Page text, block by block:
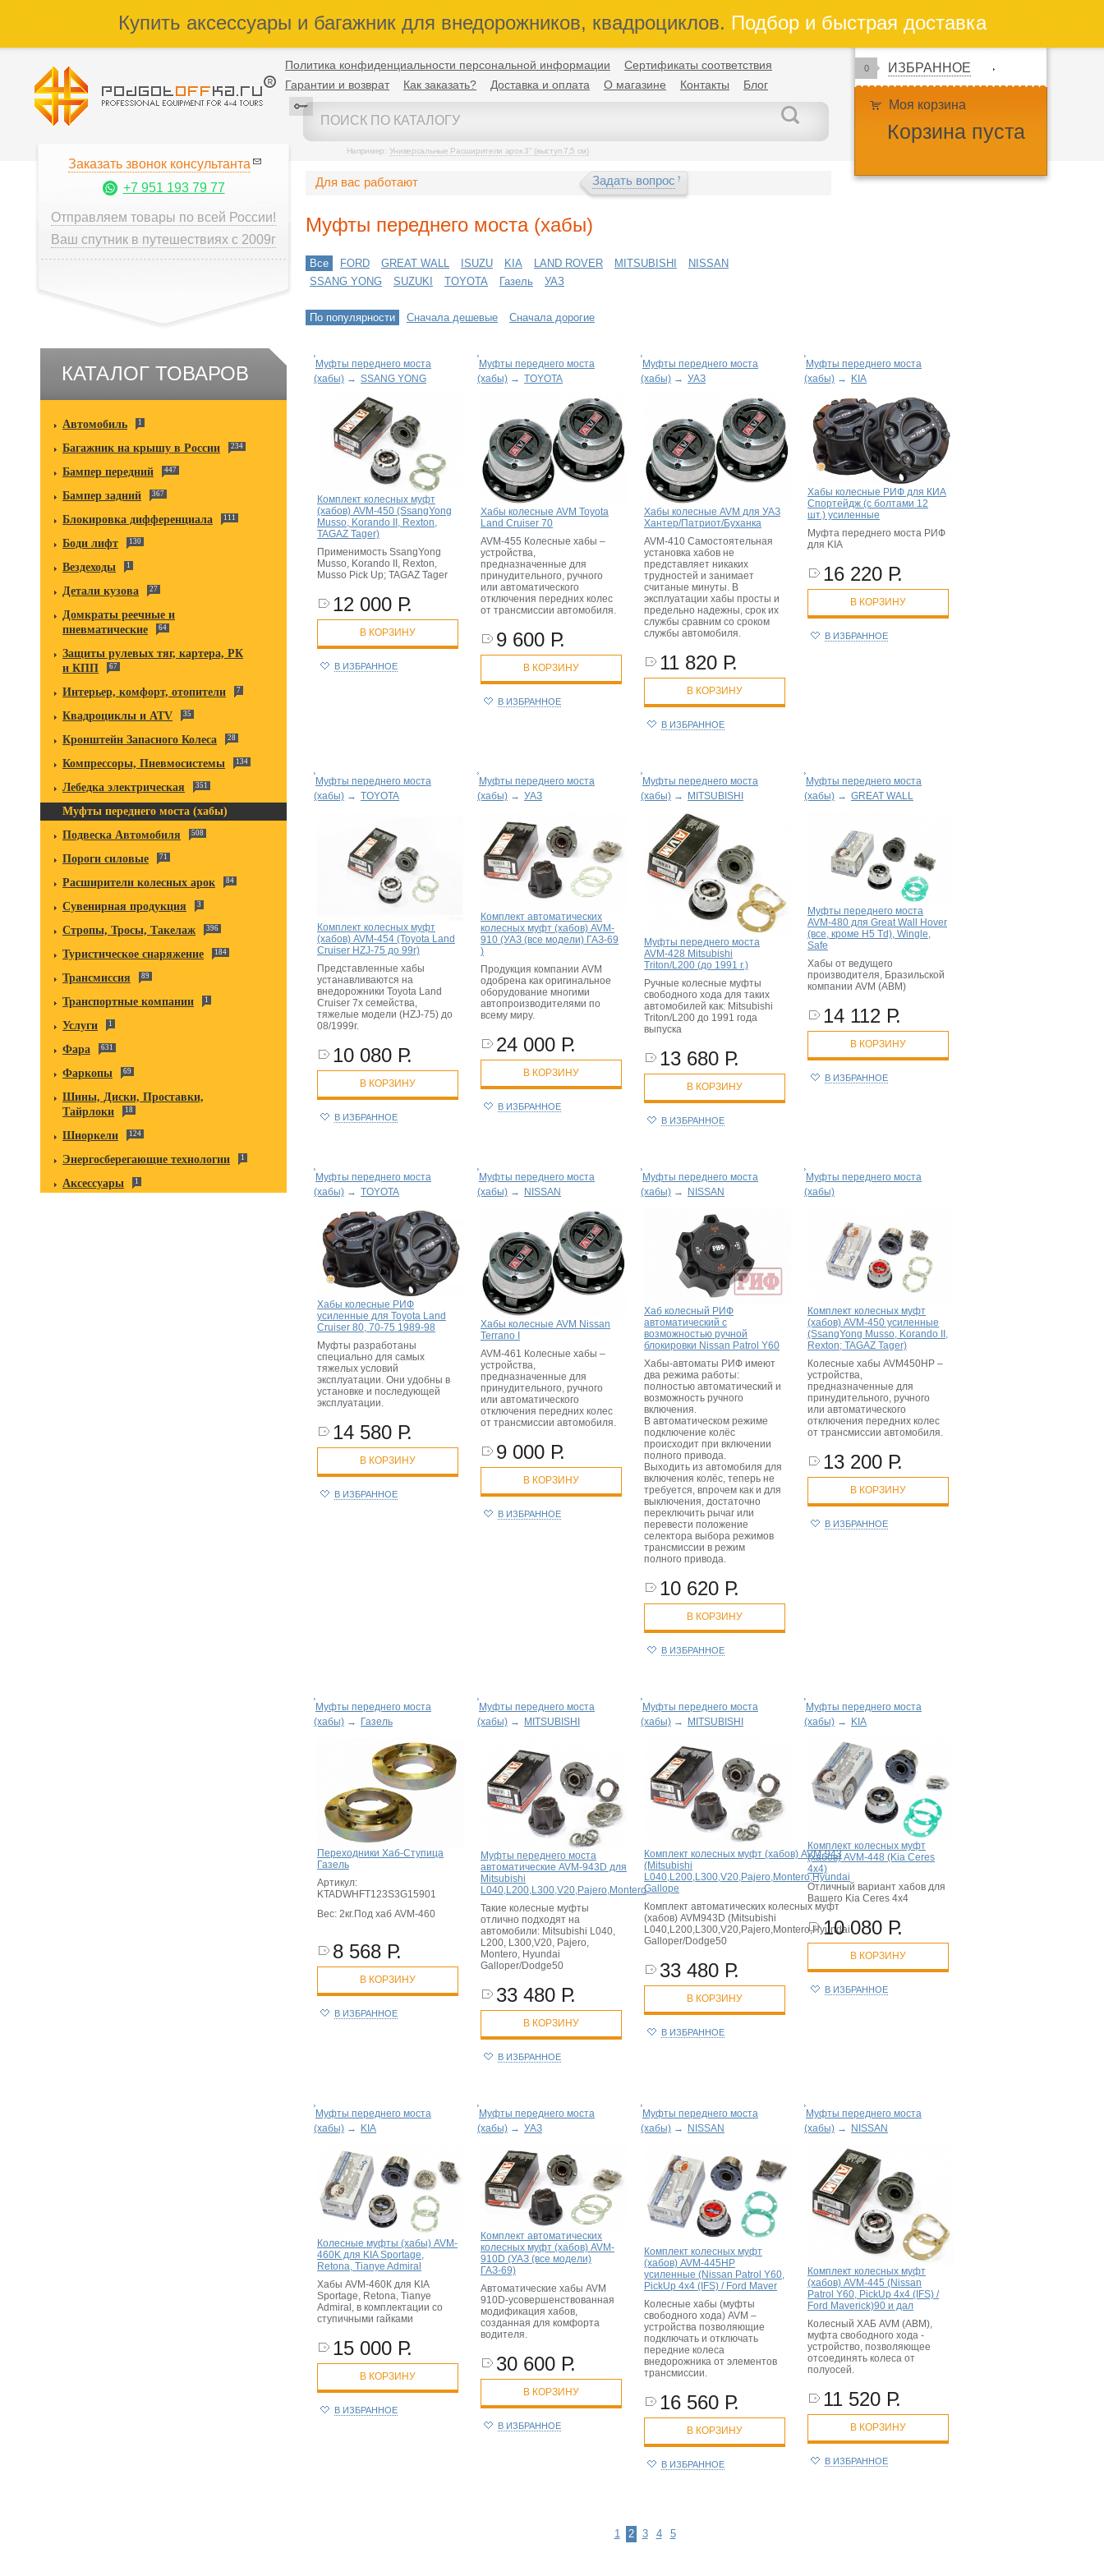
Купить аксессуары и багажник для внедорожников, квадроциклов.Подбор и быстрая доставка
Политика конфиденциальности персональной информации
Сертификаты соответствия
Гарантии и возврат
Как заказать? Доставка и оплата О магазине Контакты Блог
Например: Универсальные Расширители арок 3" (выступ 7,5 см)
0 ИЗБРАННОЕ
Моя корзина
Корзина пуста
Заказать звонок консультанта
+7 951 193 79 77
Отправляем товары по всей России!
Ваш спутник в путешествиях с 2009г
КАТАЛОГ ТОВАРОВ
Автомобиль 1
Багажник на крышу в России 234
Бампер передний 447
Бампер задний 367
Блокировка дифференциала 111
Боди лифт 130
Вездеходы 1
Детали кузова 27
Домкраты реечные и
пневматические
64
Защиты рулевых тяг, картера, РК
и КПП
67
Интерьер, комфорт, отопители 7
Квадроциклы и ATV 35
Кронштейн Запасного Колеса 28
Компрессоры, Пневмосистемы 134
Лебедка электрическая 351
Муфты переднего моста (хабы)
Подвеска Автомобиля
508
Пороги силовые 71
Расширители колесных арок 84
Сувенирная продукция 3
Стропы, Тросы, Такелаж 396
Туристическое снаряжение 184
Трансмиссия 89
Транспортные компании 1
Услуги 1
Фара 631
Фаркопы 69
Шины, Диски, Проставки,
Тайрлоки
18
Шноркели 124
Энергосберегающие технологии 1
Аксессуары 1
Для вас работают Задать вопрос
Муфты переднего моста (хабы)
Все FORD GREAT WALL ISUZU KIA LAND ROVER MITSUBISHI
NISSAN
SSANG YONG
SUZUKI TOYOTA Газель УАЗ
По популярности Сначала дешевые Сначала дорогие
Муфты переднего моста
(хабы) → SSANG YONG
Комплект колесных муфт
(хабов) AVM-450 (SsangYong
Musso, Korando II, Rexton,
TAGAZ Tager)
Применимость SsangYong
Musso, Korando II, Rexton,
Musso Pick Up; TAGAZ Tager
12 000 Р.
В КОРЗИНУ
В ИЗБРАННОЕ
Муфты переднего моста
(хабы) → TOYOTA
Хабы колесные AVM Toyota
Land Cruiser 70
AVM-455 Колесные хабы –
устройства,
предназначенные для
принудительного, ручного
или автоматического
отключения передних колес
от трансмиссии автомобиля.
9 600 Р.
В КОРЗИНУ
В ИЗБРАННОЕ
Муфты переднего моста
(хабы) → УАЗ
Хабы колесные AVM для УАЗ
Хантер/Патриот/Буханка
AVM-410 Самостоятельная
установка хабов не
представляет никаких
трудностей и занимает
считаные минуты. В
эксплуатации хабы просты и
предельно надежны, срок их
службы сравним со сроком
службы автомобиля.
11 820 Р.
В КОРЗИНУ
В ИЗБРАННОЕ
Муфты переднего моста
(хабы) → KIA
Хабы колесные РИФ для КИА
Спортейдж (с болтами 12
шт.) усиленные
Муфта переднего моста РИФ
для KIA
16 220 Р.
В КОРЗИНУ
В ИЗБРАННОЕ
Муфты переднего моста
(хабы) → TOYOTA
Комплект колесных муфт
(хабов) AVM-454 (Toyota Land
Cruiser HZJ-75 до 99г)
Представленные хабы
устанавливаются на
внедорожники Toyota Land
Cruiser 7x семейства,
тяжелые модели (HZJ-75) до
08/1999г.
10 080 Р.
В КОРЗИНУ
В ИЗБРАННОЕ
Муфты переднего моста
(хабы) → УАЗ
Комплект автоматических
колесных муфт (хабов) AVM-
910 (УАЗ (все модели) ГАЗ-69
)
Продукция компании AVM
одобрена как оригинальное
оборудование многими
автопроизводителями по
всему миру.
24 000 Р.
В КОРЗИНУ
В ИЗБРАННОЕ
Муфты переднего моста
(хабы) → MITSUBISHI
Муфты переднего моста
AVM-428 Mitsubishi
Triton/L200 (до 1991 г.)
Ручные колесные муфты
свободного хода для таких
автомобилей как: Mitsubishi
Triton/L200 до 1991 года
выпуска
13 680 Р.
В КОРЗИНУ
В ИЗБРАННОЕ
Муфты переднего моста
(хабы) → GREAT WALL
Муфты переднего моста
AVM-480 для Great Wall Hover
(все, кроме H5 Td), Wingle,
Safe
Хабы от ведущего
производителя, Бразильской
компании AVM (АВМ)
14 112 Р.
В КОРЗИНУ
В ИЗБРАННОЕ
Муфты переднего моста
(хабы) → TOYOTA
Хабы колесные РИФ
усиленные для Toyota Land
Cruiser 80, 70-75 1989-98
Муфты разработаны
специально для самых
тяжелых условий
эксплуатации. Они удобны в
установке и последующей
эксплуатации.
14 580 Р.
В КОРЗИНУ
В ИЗБРАННОЕ
Муфты переднего моста
(хабы) → NISSAN
Хабы колесные AVM Nissan
Terrano I
AVM-461 Колесные хабы –
устройства,
предназначенные для
принудительного, ручного
или автоматического
отключения передних колес
от трансмиссии автомобиля.
9 000 Р.
В КОРЗИНУ
В ИЗБРАННОЕ
Муфты переднего моста
(хабы) → NISSAN
Хаб колесный РИФ
автоматический с
возможностью ручной
блокировки Nissan Patrol Y60
Хабы-автоматы РИФ имеют
два режима работы:
полностью автоматический и
возможность ручного
включения.
В автоматическом режиме
подключение колёс
происходит при включении
полного привода.
Выходить из автомобиля для
включения колёс, теперь не
требуется, впрочем как и для
выключения, достаточно
переключить рычаг или
перевести положение
селектора выбора режимов
трансмиссии в режим
полного привода.
10 620 Р.
В КОРЗИНУ
В ИЗБРАННОЕ
Муфты переднего моста
(хабы)
Комплект колесных муфт
(хабов) AVM-450 усиленные
(SsangYong Musso, Korando II,
Rexton; TAGAZ Tager)
Колесные хабы AVM450HP –
устройства,
предназначенные для
принудительного, ручного
или автоматического
отключения передних колес
от трансмиссии автомобиля.
13 200 Р.
В КОРЗИНУ
В ИЗБРАННОЕ
Муфты переднего моста
(хабы) → Газель
Переходники Хаб-Ступица
Газель
Артикул:
KTADWHFT123S3G15901
Вес: 2кг.Под хаб AVM-460
8 568 Р.
В КОРЗИНУ
В ИЗБРАННОЕ
Муфты переднего моста
(хабы) → MITSUBISHI
Муфты переднего моста
автоматические AVM-943D для
Mitsubishi
L040,L200,L300,V20,Pajero,Montero
Такие колесные муфты
отлично подходят на
автомобили: Mitsubishi L040,
L200, L300,V20, Pajero,
Montero, Hyundai
Galloper/Dodge50
33 480 Р.
В КОРЗИНУ
В ИЗБРАННОЕ
Муфты переднего моста
(хабы) → MITSUBISHI
Комплект колесных муфт (хабов) AVM-943
(Mitsubishi
L040,L200,L300,V20,Pajero,Montero,Hyundai
Gallope
Комплект автоматических колесных муфт
(хабов) AVM943D (Mitsubishi
L040,L200,L300,V20,Pajero,Montero,Hyundai
Galloper/Dodge50
33 480 Р.
В КОРЗИНУ
В ИЗБРАННОЕ
Муфты переднего моста
(хабы) → KIA
Комплект колесных муфт
(хабов) AVM-448 (Kia Ceres
4x4)
Отличный вариант хабов для
Вашего Kia Ceres 4x4
10 080 Р.
В КОРЗИНУ
В ИЗБРАННОЕ
Муфты переднего моста
(хабы) → KIA
Колесные муфты (хабы) AVM-
460K для KIA Sportage,
Retona, Tianye Admiral
Хабы AVM-460К для KIA
Sportage, Retona, Tianye
Admiral, в комплектации со
ступичными гайками
15 000 Р.
В КОРЗИНУ
В ИЗБРАННОЕ
Муфты переднего моста
(хабы) → УАЗ
Комплект автоматических
колесных муфт (хабов) AVM-
910D (УАЗ (все модели)
ГАЗ-69)
Автоматические хабы AVM
910D-усовершенствованная
модификация хабов,
созданная для комфорта
водителя.
30 600 Р.
В КОРЗИНУ
В ИЗБРАННОЕ
Муфты переднего моста
(хабы) → NISSAN
Комплект колесных муфт
(хабов) AVM-445НР
усиленные (Nissan Patrol Y60,
PickUp 4x4 (IFS) / Ford Maver
Колесные хабы (муфты
свободного хода) AVM –
устройства позволяющие
подключать и отключать
передние колеса
внедорожника от элементов
трансмиссии.
16 560 Р.
В КОРЗИНУ
В ИЗБРАННОЕ
Муфты переднего моста
(хабы) → NISSAN
Комплект колесных муфт
(хабов) AVM-445 (Nissan
Patrol Y60, PickUp 4x4 (IFS) /
Ford Maverick)90 и дал
Колесный ХАБ AVM (АВМ),
муфта свободного хода -
устройство, позволяющее
отсоединять колеса от
полуосей.
11 520 Р.
В КОРЗИНУ
В ИЗБРАННОЕ
1 2 3 4 5